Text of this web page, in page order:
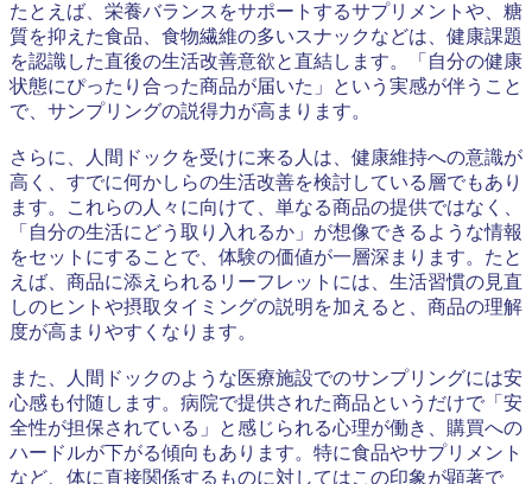
たとえば、栄養バランスをサポートするサプリメントや、糖
質を抑えた食品、食物繊維の多いスナックなどは、健康課題
を認識した直後の生活改善意欲と直結します。「自分の健康
状態にぴったり合った商品が届いた」という実感が伴うこと
で、サンプリングの説得力が高まります。
さらに、人間ドックを受けに来る人は、健康維持への意識が
高く、すでに何かしらの生活改善を検討している層でもあり
ます。これらの人々に向けて、単なる商品の提供ではなく、
「自分の生活にどう取り入れるか」が想像できるような情報
をセットにすることで、体験の価値が一層深まります。たと
えば、商品に添えられるリーフレットには、生活習慣の見直
しのヒントや摂取タイミングの説明を加えると、商品の理解
度が高まりやすくなります。
また、人間ドックのような医療施設でのサンプリングには安
心感も付随します。病院で提供された商品というだけで「安
全性が担保されている」と感じられる心理が働き、購買への
ハードルが下がる傾向もあります。特に食品やサプリメント
など、体に直接関係するものに対してはこの印象が顕著で